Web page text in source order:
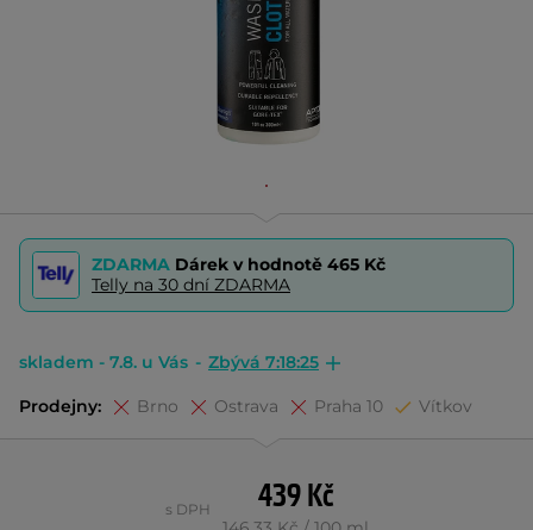
ZDARMA Dárek v hodnotě 465 Kč
Telly na 30 dní ZDARMA
skladem - 7.8. u Vás - Zbývá 7:18:25
Prodejny: Brno Ostrava Praha 10 Vítkov
439 Kč
s DPH